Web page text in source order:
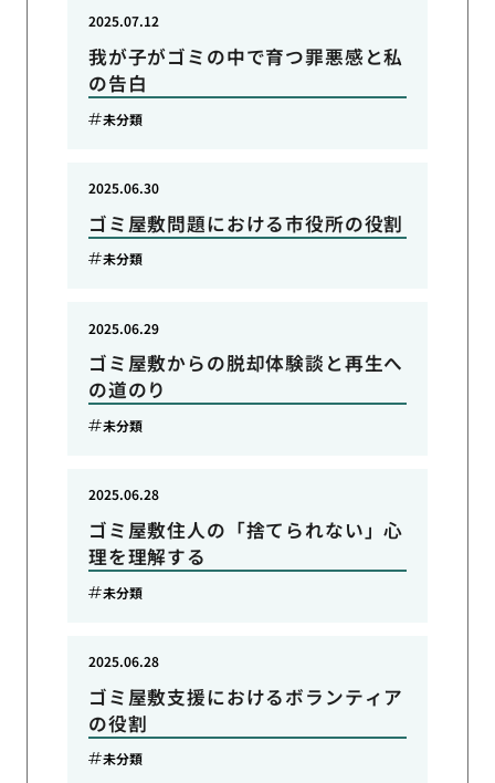
我が子がゴミの中で育つ罪悪感と私
の告白
2025.07.12
未分類
ゴミ屋敷問題における市役所の役割
2025.06.30
未分類
ゴミ屋敷からの脱却体験談と再生へ
の道のり
2025.06.29
未分類
ゴミ屋敷住人の「捨てられない」心
理を理解する
2025.06.28
未分類
ゴミ屋敷支援におけるボランティア
の役割
2025.06.28
未分類